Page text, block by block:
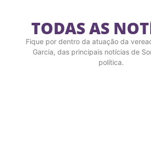
TODAS AS
Fique por dentro da atuação da
Garcia, das principais notícias de
política.